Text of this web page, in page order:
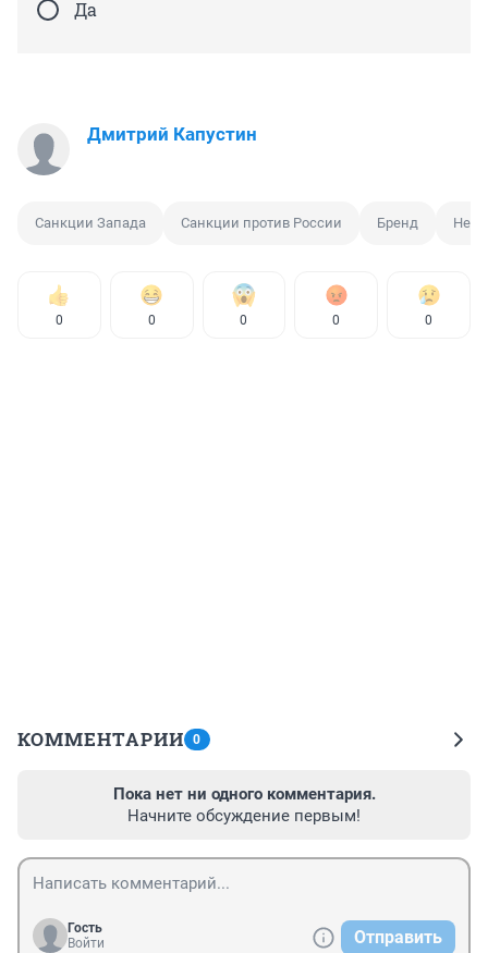
Да
Дмитрий Капустин
Санкции Запада Санкции против России Бренд
0 0 0 0 0
КОММЕНТАРИИ 0
Пока нет ни одного комментария.
Начните обсуждение первым!
Гость
Войти
Отправить